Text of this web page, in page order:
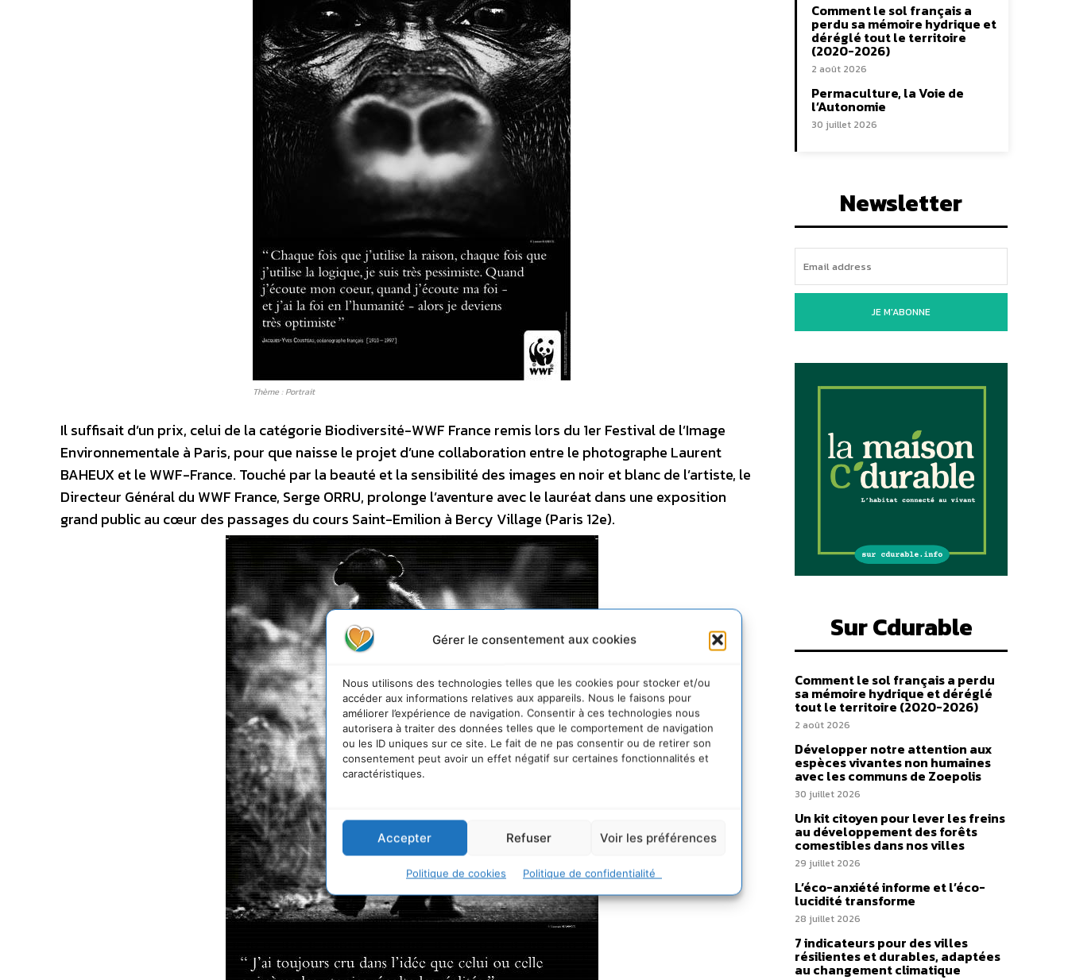
Gérer le consentement aux cookies
Nous utilisons des technologies telles que les cookies pour stocker et/ou
accéder aux informations relatives aux appareils. Nous le faisons pour
améliorer l’expérience de navigation. Consentir à ces technologies nous
autorisera à traiter des données telles que le comportement de navigation
ou les ID uniques sur ce site. Le fait de ne pas consentir ou de retirer son
consentement peut avoir un effet négatif sur certaines fonctionnalités et
caractéristiques.
Accepter Refuser Voir les préférences
Politique de cookies Politique de confidentialité
Thème : Portrait
Il suffisait d’un prix, celui de la catégorie Biodiversité-WWF France remis lors du 1er Festival de l’Image
Environnementale à Paris, pour que naisse le projet d’une collaboration entre le photographe Laurent
BAHEUX et le WWF-France. Touché par la beauté et la sensibilité des images en noir et blanc de l’artiste, le
Directeur Général du WWF France, Serge ORRU, prolonge l’aventure avec le lauréat dans une exposition
grand public au cœur des passages du cours Saint-Emilion à Bercy Village (Paris 12e).
Comment le sol français a
perdu sa mémoire hydrique et
déréglé tout le territoire
(2020-2026)
2 août 2026
Permaculture, la Voie de
l’Autonomie
30 juillet 2026
Newsletter
JE M'ABONNE
Sur Cdurable
Comment le sol français a perdu
sa mémoire hydrique et déréglé
tout le territoire (2020-2026)
2 août 2026
Développer notre attention aux
espèces vivantes non humaines
avec les communs de Zoepolis
30 juillet 2026
Un kit citoyen pour lever les freins
au développement des forêts
comestibles dans nos villes
29 juillet 2026
L’éco-anxiété informe et l’éco-
lucidité transforme
28 juillet 2026
7 indicateurs pour des villes
résilientes et durables, adaptées
au changement climatique